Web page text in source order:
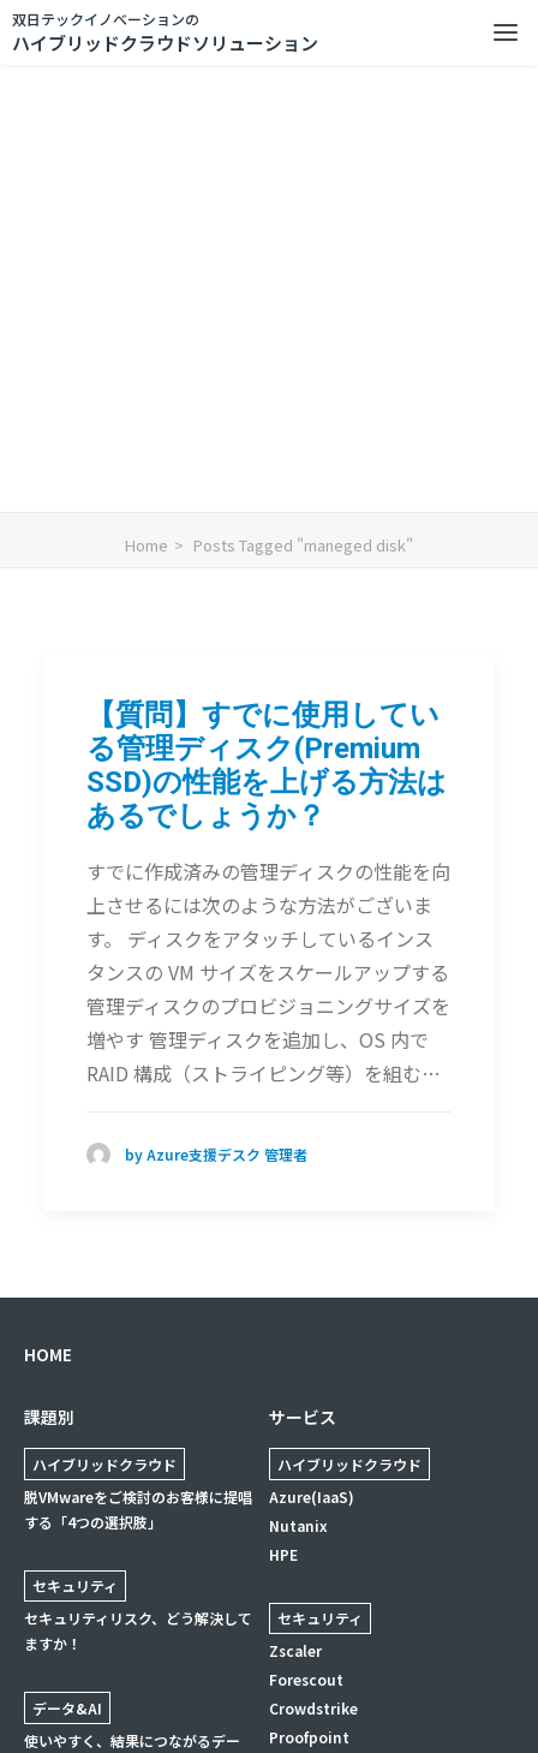
双日テックイノベーションの
ハイブリッドクラウドソリューション
Home Posts Tagged "maneged disk"
【質問】すでに使用してい
る管理ディスク(Premium
SSD)の性能を上げる方法は
あるでしょうか？
すでに作成済みの管理ディスクの性能を向
上させるには次のような方法がございま
す。 ディスクをアタッチしているインス
タンスの VM サイズをスケールアップする
管理ディスクのプロビジョニングサイズを
増やす 管理ディスクを追加し、OS 内で
RAID 構成（ストライピング等）を組む…
by Azure支援デスク 管理者
HOME
課題別
ハイブリッドクラウド
脱VMwareをご検討のお客様に提唱
する「4つの選択肢」
セキュリティ
セキュリティリスク、どう解決して
ますか！
データ&AI
使いやすく、結果につながるデー
サービス
ハイブリッドクラウド
Azure(IaaS)
Nutanix
HPE
セキュリティ
Zscaler
Forescout
Crowdstrike
Proofpoint